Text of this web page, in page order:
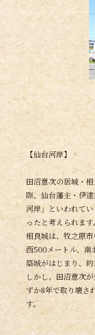
【仙台河岸】
田沼意次の居城・
際、仙台藩主・伊
河岸」といわれて
ったと考えられます
相良城は、牧之原
西500メートル、南
築城がはじまり、
しかし、田沼意次
ずか8年で取り壊さ
す。